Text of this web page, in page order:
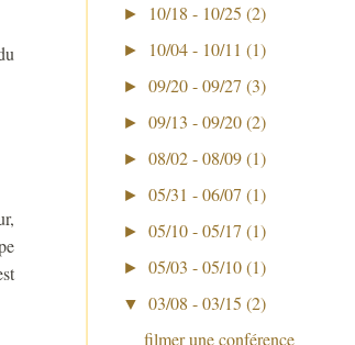
► 10/18 - 10/25 (2)
► 10/04 - 10/11 (1)
► 09/20 - 09/27 (3)
► 09/13 - 09/20 (2)
► 08/02 - 08/09 (1)
► 05/31 - 06/07 (1)
► 05/10 - 05/17 (1)
► 05/03 - 05/10 (1)
▼ 03/08 - 03/15 (2)
filmer une conférence